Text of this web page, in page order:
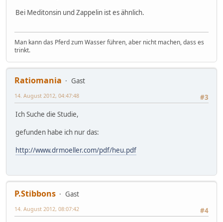
Bei Meditonsin und Zappelin ist es ähnlich.
Man kann das Pferd zum Wasser führen, aber nicht machen, dass es
trinkt.
Ratiomania
Gast
#3
14. August 2012, 04:47:48
Ich Suche die Studie,
gefunden habe ich nur das:
http://www.drmoeller.com/pdf/heu.pdf
P.Stibbons
Gast
#4
14. August 2012, 08:07:42